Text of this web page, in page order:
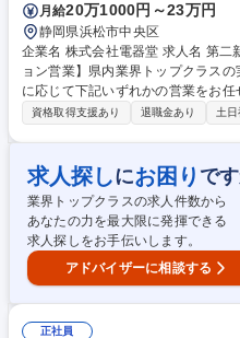
月給20万1000円～23万円
静岡県浜松市中央区
企業名 株式会社電器堂 求人名 第二新卒未経験歓迎◎浜松市【ソリューシ
ョン営業】県内業界トップクラスの実績 仕事の内容 ご本人の希
に応じて下記いずれかの営業をお
陽光発電システムやLED等、当社
会社,工務店,リフォーム会社,不動
売業,物流業,製造業などエンドユー
う豊富な商材、施工業者の選定、
ネ、省コスト・環境対策などの付
メージとしては複数店舗を運営す
ご提案する等。 募集職種 第二新卒未経験歓迎◎浜松市【ソリューション
営業】県内業界トップクラスの実績
資格取得支援あり 退職金あり 土
求人探しにお困り で
業界トップクラスの求人件数から
あなたの力を最大限に発揮できる
求人探しをお手伝いします。
アドバイザーに相談する
正社員